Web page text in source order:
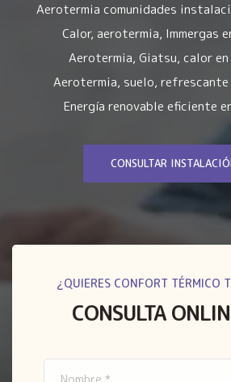
Aerotermia comunidades
Calor, aerotermia, Immergas
Aerotermia, Giatsu, calor en
Aerotermia, suelo, refrescante
Energía renovable eficiente
CONSULTAR
¿QUIERES CONFORT TÉRMICO
CONSULTA